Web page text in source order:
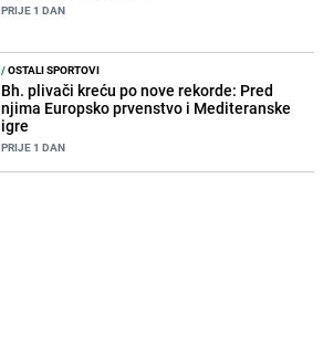
PRIJE 1 DAN
/OSTALI SPORTOVI
Bh. plivači kreću po nove rekorde: Pred
njima Europsko prvenstvo i Mediteranske
igre
PRIJE 1 DAN